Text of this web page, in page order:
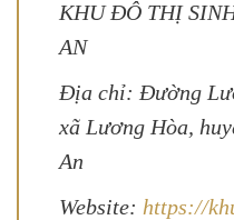
KHU ĐÔ THỊ
AN
Địa chỉ: Đường
xã Lương Hòa,
An
Website: https://